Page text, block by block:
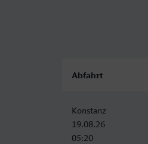
Abfahrt
Konstanz
19.08.26
05:20